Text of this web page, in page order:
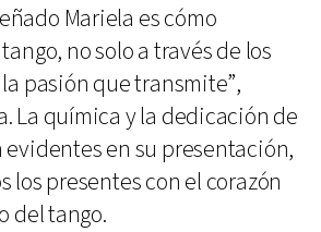
Mariela es cómo
no solo a través de los
pasión que transmite”,
La química y la dedicación de
en su presentación,
los presentes con el corazón
del tango.